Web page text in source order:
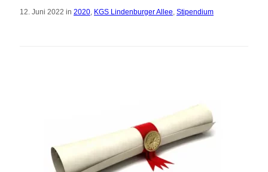
12. Juni 2022 in 2020, KGS Lindenburger Allee, Stipendium